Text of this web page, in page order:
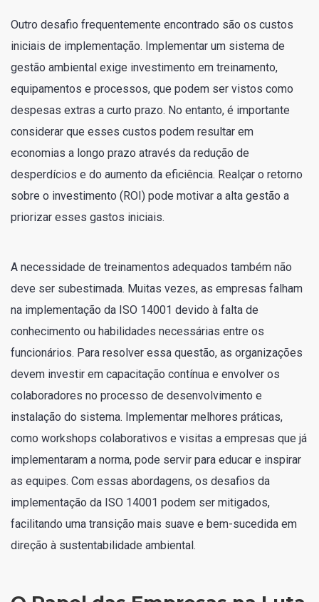
Outro desafio frequentemente encontrado são os custos
iniciais de implementação. Implementar um sistema de
gestão ambiental exige investimento em treinamento,
equipamentos e processos, que podem ser vistos como
despesas extras a curto prazo. No entanto, é importante
considerar que esses custos podem resultar em
economias a longo prazo através da redução de
desperdícios e do aumento da eficiência. Realçar o retorno
sobre o investimento (ROI) pode motivar a alta gestão a
priorizar esses gastos iniciais.
A necessidade de treinamentos adequados também não
deve ser subestimada. Muitas vezes, as empresas falham
na implementação da ISO 14001 devido à falta de
conhecimento ou habilidades necessárias entre os
funcionários. Para resolver essa questão, as organizações
devem investir em capacitação contínua e envolver os
colaboradores no processo de desenvolvimento e
instalação do sistema. Implementar melhores práticas,
como workshops colaborativos e visitas a empresas que já
implementaram a norma, pode servir para educar e inspirar
as equipes. Com essas abordagens, os desafios da
implementação da ISO 14001 podem ser mitigados,
facilitando uma transição mais suave e bem-sucedida em
direção à sustentabilidade ambiental.